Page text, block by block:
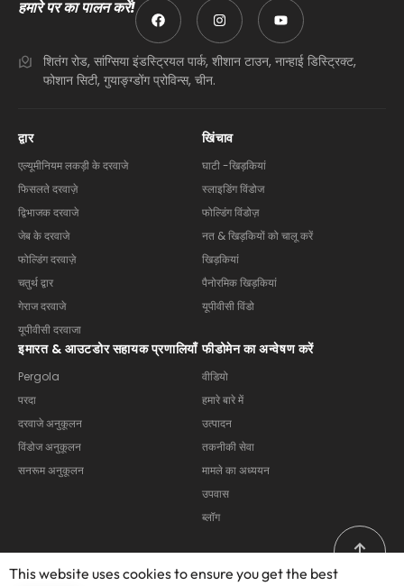
हमारे पर का पालन करें!
शितंग रोड, सांग्सिया इंडस्ट्रियल पार्क, शीशान टाउन, नान्हाई डिस्ट्रिक्ट,
फोशान सिटी, गुयाङ्ग्डोंग प्रोविन्स, चीन.
द्वार
एल्यूमीनियम लकड़ी के दरवाजे
फिसलते दरवाज़े
द्विभाजक दरवाजे
जेब के दरवाजे
फोल्डिंग दरवाज़े
चतुर्थ द्वार
गेराज दरवाजे
यूपीवीसी दरवाजा
खिंचाव
घाटी -खिड़कियां
स्लाइडिंग विंडोज
फोल्डिंग विंडोज़
नत & खिड़कियों को चालू करें
खिड़कियां
पैनोरमिक खिड़कियां
यूपीवीसी विंडो
इमारत & आउटडोर सहायक प्रणालियाँ
Pergola
परदा
दरवाजे अनुकूलन
विंडोज अनुकूलन
सनरूम अनुकूलन
फीडोमेन का अन्वेषण करें
वीडियो
हमारे बारे में
उत्पादन
तकनीकी सेवा
मामले का अध्ययन
उपवास
ब्लॉग
This website uses cookies to ensure you get the best